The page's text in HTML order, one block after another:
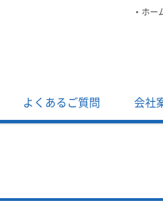
ホー
よくあるご質問 会社